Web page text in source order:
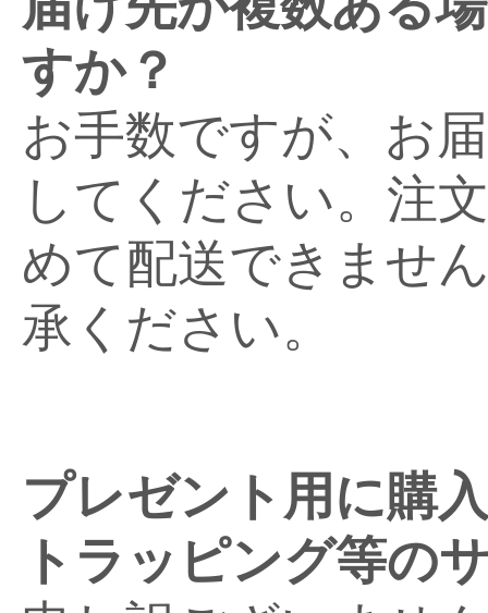
すか？
お手数ですが、お
してください。注
めて配送できませ
承ください。
プレゼント用に購
トラッピング等の